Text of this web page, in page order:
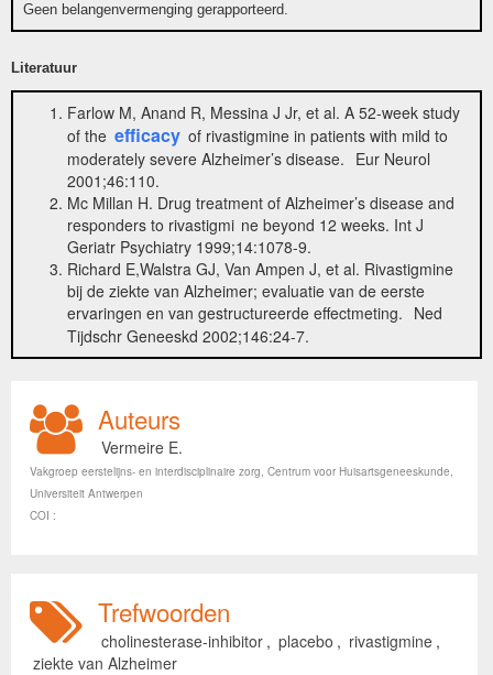
Geen belangenvermenging gerapporteerd.
Literatuur
Farlow M, Anand R, Messina J Jr, et al. A 52-week study
of the efficacy of rivastigmine in patients with mild to
moderately severe Alzheimer’s disease. Eur Neurol
2001;46:110.
Mc Millan H. Drug treatment of Alzheimer’s disease and
responders to rivastigmi ne beyond 12 weeks. Int J
Geriatr Psychiatry 1999;14:1078-9.
Richard E,Walstra GJ, Van Ampen J, et al. Rivastigmine
bij de ziekte van Alzheimer; evaluatie van de eerste
ervaringen en van gestructureerde effectmeting. Ned
Tijdschr Geneeskd 2002;146:24-7.
Auteurs
Vermeire E.
Vakgroep eerstelijns- en interdisciplinaire zorg, Centrum voor Huisartsgeneeskunde,
Universiteit Antwerpen
COI :
Trefwoorden
cholinesterase-inhibitor , placebo , rivastigmine ,
ziekte van Alzheimer